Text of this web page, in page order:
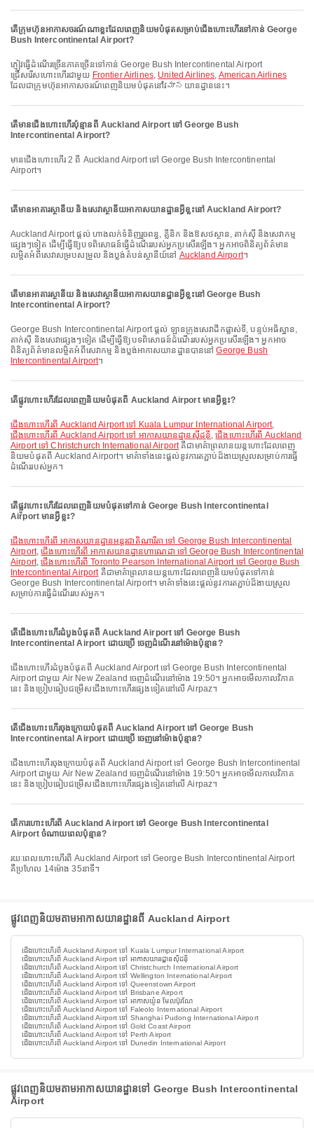
តើក្រុមហ៊ុនអាកាសចរណ៍ណាខ្លះដែលពេញនិយមបំផុតសម្រាប់ជើងហោះហើរទៅកាន់ George
Bush Intercontinental Airport?
ភ្ញៀវធ្វើដំណើរច្រើនភាគច្រើនទៅកាន់ George Bush Intercontinental Airport
ជ្រើសរើសហោះហើរជាមួយ Frontier Airlines, United Airlines, American Airlines
ដែលជាក្រុមហ៊ុនអាកាសចរណ៍ពេញនិយមបំផុតនៅវిమానយានដ្ឋាននេះ។
តើមានជើងហោះហើរប៉ុន្មានពី Auckland Airport ទៅ George Bush
Intercontinental Airport?
មានជើងហោះហើរ 2 ពី Auckland Airport ទៅ George Bush Intercontinental
Airport។
តើមានអាគារស្ថានីយ និងសេវាស្ថានីយអាកាសយានដ្ឋានអ្វីខ្លះនៅ Auckland Airport?
Auckland Airport ផ្តល់ ហាងលក់ទំនិញរួចពន្ធ, គ្លីនិក និងឱសថស្ថាន, តាក់ស៊ី និងសេវាកម្ម
ផ្សេងៗទៀត ដើម្បីធ្វើឱ្យបទពិសោធន៍ធ្វើដំណើររបស់អ្នកប្រសើរឡើង។ អ្នកអាចពិនិត្យព័ត៌មាន
លម្អិតអំពីសេវាសម្របសម្រួល និងប្លង់តំបន់ស្ថានីយ៍នៅ Auckland Airport។
តើមានអាគារស្ថានីយ និងសេវាស្ថានីយអាកាសយានដ្ឋានអ្វីខ្លះនៅ George Bush
Intercontinental Airport?
George Bush Intercontinental Airport ផ្តល់ ឡានក្រុងសេវាដឹកផ្លាស់ទី, បន្ទប់អធិស្ឋាន,
តាក់ស៊ី និងសេវាផ្សេងៗទៀត ដើម្បីធ្វើឱ្យបទពិសោធន៍ដំណើររបស់អ្នកប្រសើរឡើង។ អ្នកអាច
ពិនិត្យព័ត៌មានលម្អិតអំពីសេវាកម្ម និងប្លង់អាកាសយានដ្ឋានបាននៅGeorge Bush
Intercontinental Airport។
តើផ្លូវហោះហើរដែលពេញនិយមបំផុតពី Auckland Airport មានអ្វីខ្លះ?
ជើងហោះហើរពី Auckland Airport ទៅ Kuala Lumpur International Airport,
ជើងហោះហើរពី Auckland Airport ទៅ អាកាសយានដ្ឋានស៊ីដន៉ី,ជើងហោះហើរពី Auckland
Airport ទៅ Christchurch International Airportគឺជាមាគ៌ាព្រលានយន្តហោះដែលពេញ
និយមបំផុតពី Auckland Airport។ មាគ៌ាទាំងនេះផ្តល់នូវការតភ្ជាប់ដ៏ងាយស្រួលសម្រាប់ការធ្វើ
ដំណើររបស់អ្នក។
តើផ្លូវហោះហើរដែលពេញនិយមបំផុតទៅកាន់ George Bush Intercontinental
Airport មានអ្វីខ្លះ?
ជើងហោះហើរពី អាកាសយានដ្ឋានអន្តរជាតិណារីតា ទៅ George Bush Intercontinental
Airport,ជើងហោះហើរពី អាកាសយានដ្ឋានហាណេដា ទៅ George Bush Intercontinental
Airport,ជើងហោះហើរពី Toronto Pearson International Airport ទៅ George Bush
Intercontinental Airportគឺជាមាគ៌ាព្រលានយន្តហោះដែលពេញនិយមបំផុតទៅកាន់
George Bush Intercontinental Airport។ មាគ៌ាទាំងនេះផ្តល់នូវការតភ្ជាប់ដ៏ងាយស្រួល
សម្រាប់ការធ្វើដំណើររបស់អ្នក។
តើជើងហោះហើរដំបូងបំផុតពី Auckland Airport ទៅ George Bush
Intercontinental Airport ដោយប្រើ ចេញដំណើរនៅម៉ោងប៉ុន្មាន?
ជើងហោះហើរដំបូងបំផុតពី Auckland Airport ទៅ George Bush Intercontinental
Airport ជាមួយ Air New Zealand ចេញដំណើរនៅម៉ោង 19:50។ អ្នកអាចមើលកាលវិភាគ
នេះ និងប្រៀបធៀបជម្រើសជើងហោះហើរផ្សេងទៀតនៅលើ Airpaz។
តើជើងហោះហើរចុងក្រោយបំផុតពី Auckland Airport ទៅ George Bush
Intercontinental Airport ដោយប្រើ ចេញនៅម៉ោងប៉ុន្មាន?
ជើងហោះហើរចុងក្រោយបំផុតពី Auckland Airport ទៅ George Bush Intercontinental
Airport ជាមួយ Air New Zealand ចេញដំណើរនៅម៉ោង 19:50។ អ្នកអាចមើលកាលវិភាគ
នេះ និងប្រៀបធៀបជម្រើសជើងហោះហើរផ្សេងទៀតនៅលើ Airpaz។
តើការហោះហើរពី Auckland Airport ទៅ George Bush Intercontinental
Airport ចំណាយពេលប៉ុន្មាន?
រយៈពេលហោះហើរពី Auckland Airport ទៅ George Bush Intercontinental Airport
គឺប្រហែល 14ម៉ោង 35នាទី។
ផ្លូវពេញនិយមតាមអាកាសយានដ្ឋានពី Auckland Airport
ជើងហោះហើរពី Auckland Airport ទៅ Kuala Lumpur International Airport
ជើងហោះហើរពី Auckland Airport ទៅ អាកាសយានដ្ឋានស៊ីដន៉ី
ជើងហោះហើរពី Auckland Airport ទៅ Christchurch International Airport
ជើងហោះហើរពី Auckland Airport ទៅ Wellington International Airport
ជើងហោះហើរពី Auckland Airport ទៅ Queenstown Airport
ជើងហោះហើរពី Auckland Airport ទៅ Brisbane Airport
ជើងហោះហើរពី Auckland Airport ទៅ អាកាសយ៉ូន មែលប៊ុរណែ
ជើងហោះហើរពី Auckland Airport ទៅ Faleolo International Airport
ជើងហោះហើរពី Auckland Airport ទៅ Shanghai Pudong International Airport
ជើងហោះហើរពី Auckland Airport ទៅ Gold Coast Airport
ជើងហោះហើរពី Auckland Airport ទៅ Perth Airport
ជើងហោះហើរពី Auckland Airport ទៅ Dunedin International Airport
ផ្លូវពេញនិយមតាមអាកាសយានដ្ឋានទៅ George Bush Intercontinental
Airport